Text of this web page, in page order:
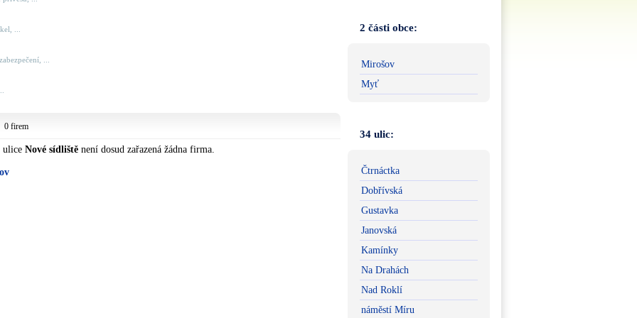
...
...
0 firem
ulice Nové sídliště není dosud zařazená žádna firma.
2 části obce:
Mirošov
Myť
34 ulic:
Čtrnáctka
Dobřívská
Gustavka
Janovská
Kamínky
Na Drahách
Nad Roklí
náměstí Míru